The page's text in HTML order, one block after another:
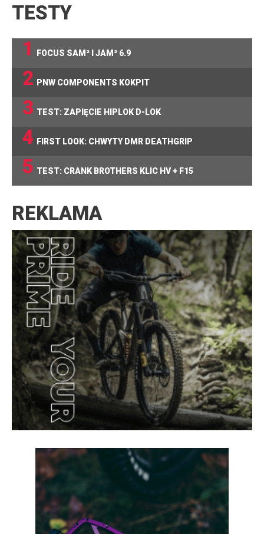
TESTY
1
FOCUS SAM² I JAM² 6.9
2 PNW COMPONENTS KOKPIT
3 TEST: ZAPIĘCIE HIPLOK D-LOK
4 FIRST LOOK: CHWYTY DMR DEATHGRIP
5 TEST: CRANK BROTHERS KLIC HV + F15
REKLAMA